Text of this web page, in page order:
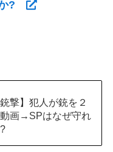
?
撃】犯人が銃を２
画→SPはなぜ守れ